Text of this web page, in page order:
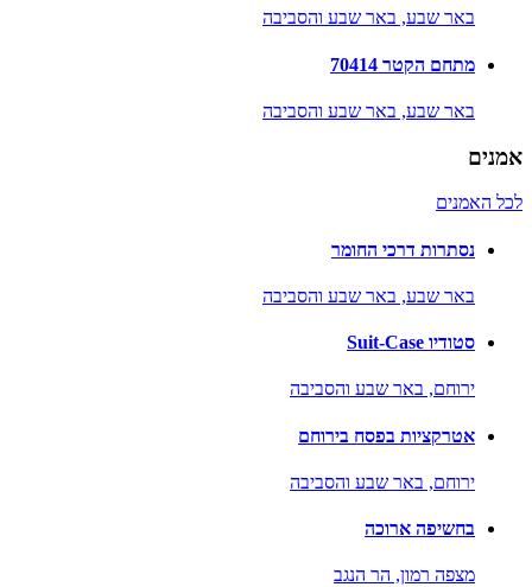
באר שבע, באר שבע והסביבה
מתחם הקטר 70414
באר שבע, באר שבע והסביבה
אמנים
לכל האמנים
נסתרות דרכי החומר
באר שבע, באר שבע והסביבה
סטודיו Suit-Case
ירוחם, באר שבע והסביבה
אטרקציות בפסח בירוחם
ירוחם, באר שבע והסביבה
בחשיפה ארוכה
מצפה רמון, הר הנגב